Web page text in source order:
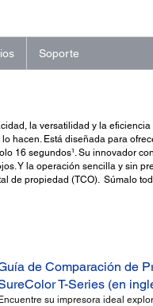
Soporte
la versatilidad y la
hacen. Está diseñada para
16 segundos¹. Su innovador
Y la operación sencilla y sin
de propiedad (TCO). Súmalo
de Comparación de
T-Series (en
Encuentre su impresora ideal